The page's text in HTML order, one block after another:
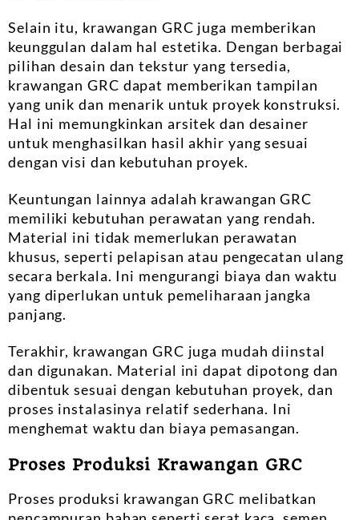
Selain itu, krawangan GRC juga memberikan
keunggulan dalam hal estetika. Dengan berbagai
pilihan desain dan tekstur yang tersedia,
krawangan GRC dapat memberikan tampilan
yang unik dan menarik untuk proyek konstruksi.
Hal ini memungkinkan arsitek dan desainer
untuk menghasilkan hasil akhir yang sesuai
dengan visi dan kebutuhan proyek.
Keuntungan lainnya adalah krawangan GRC
memiliki kebutuhan perawatan yang rendah.
Material ini tidak memerlukan perawatan
khusus, seperti pelapisan atau pengecatan ulang
secara berkala. Ini mengurangi biaya dan waktu
yang diperlukan untuk pemeliharaan jangka
panjang.
Terakhir, krawangan GRC juga mudah diinstal
dan digunakan. Material ini dapat dipotong dan
dibentuk sesuai dengan kebutuhan proyek, dan
proses instalasinya relatif sederhana. Ini
menghemat waktu dan biaya pemasangan.
Proses Produksi Krawangan GRC
Proses produksi krawangan GRC melibatkan